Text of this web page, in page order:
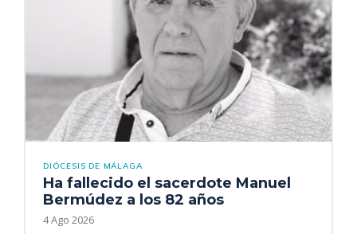
DIÓCESIS DE MÁLAGA
Ha fallecido el sacerdote Manuel
Bermúdez a los 82 años
4 Ago 2026